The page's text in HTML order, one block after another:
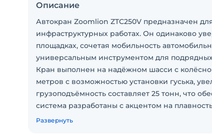
Описание
Автокран Zoomlion ZTC250V предназначен
инфраструктурных работах. Он одинаково
площадках, сочетая мобильность
универсальным инструментом для
Кран выполнен на надёжном шасси с
метров с возможностью установки гуська,
грузоподъёмность составляет 25 тонн, что
система разработаны с акцентом на
имеет хорошую обзорность, эргономичное
Развернуть